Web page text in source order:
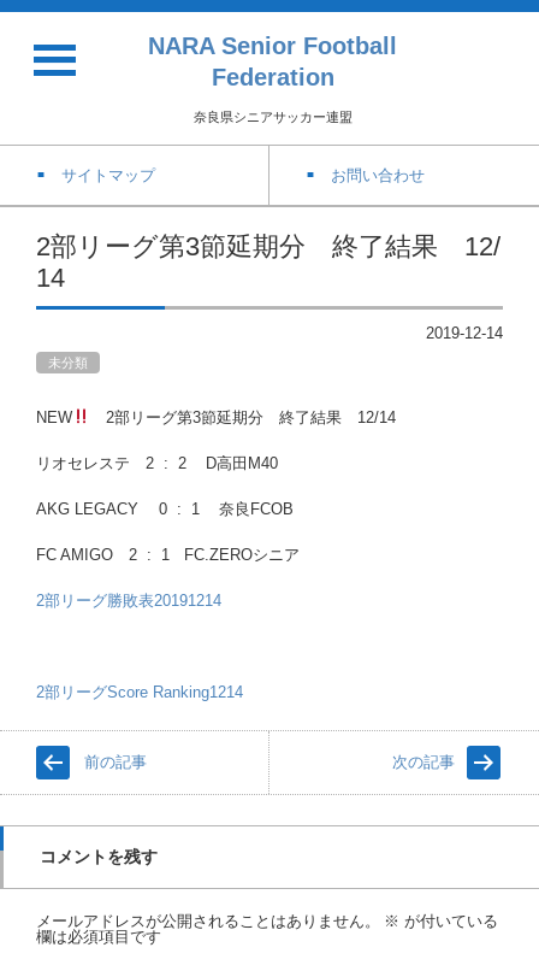
NARA Senior Football
Federation
奈良県シニアサッカー連盟
サイトマップ お問い合わせ
2部リーグ第3節延期分 終了結果 12/
14
2019-12-14
未分類
NEW 2部リーグ第3節延期分 終了結果 12/14
リオセレステ 2 : 2 D高田M40
AKG LEGACY 0 : 1 奈良FCOB
FC AMIGO 2 : 1 FC.ZEROシニア
2部リーグ勝敗表20191214
2部リーグScore Ranking1214
前の記事 次の記事
コメントを残す
メールアドレスが公開されることはありません。 ※ が付いている
欄は必須項目です